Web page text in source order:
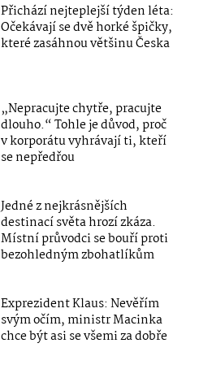
Přichází nejteplejší týden léta:
Očekávají se dvě horké špičky,
které zasáhnou většinu Česka
„Nepracujte chytře, pracujte
dlouho.“ Tohle je důvod, proč
v korporátu vyhrávají ti, kteří
se nepředřou
Jedné z nejkrásnějších
destinací světa hrozí zkáza.
Místní průvodci se bouří proti
bezohledným zbohatlíkům
Exprezident Klaus: Nevěřím
svým očím, ministr Macinka
chce být asi se všemi za dobře